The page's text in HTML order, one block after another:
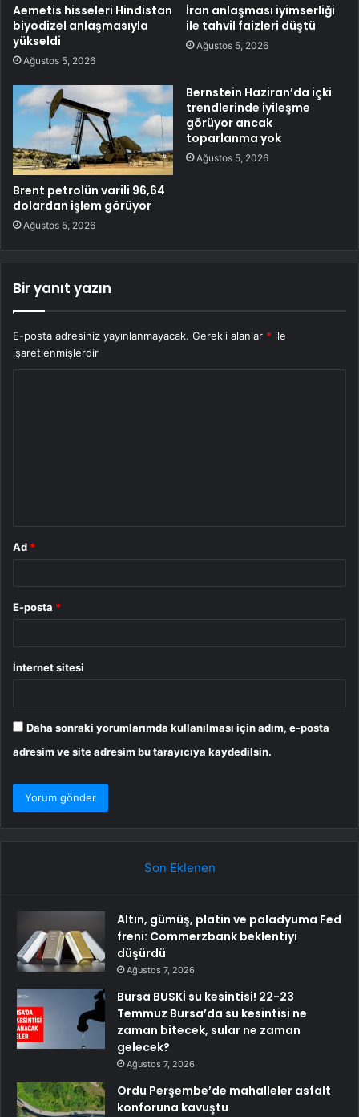
Aemetis hisseleri Hindistan
biyodizel anlaşmasıyla
yükseldi
Ağustos 5, 2026
İran anlaşması iyimserliği
ile tahvil faizleri düştü
Ağustos 5, 2026
Brent petrolün varili 96,64
dolardan işlem görüyor
Ağustos 5, 2026
Bernstein Haziran’da içki
trendlerinde iyileşme
görüyor ancak
toparlanma yok
Ağustos 5, 2026
Bir yanıt yazın
E-posta adresiniz yayınlanmayacak. Gerekli alanlar * ile
işaretlenmişlerdir
Ad *
E-posta *
İnternet sitesi
Daha sonraki yorumlarımda kullanılması için adım, e-posta
adresim ve site adresim bu tarayıcıya kaydedilsin.
Son Eklenen
Altın, gümüş, platin ve paladyuma Fed
freni: Commerzbank beklentiyi
düşürdü
Ağustos 7, 2026
Bursa BUSKİ su kesintisi! 22-23
Temmuz Bursa’da su kesintisi ne
zaman bitecek, sular ne zaman
gelecek?
Ağustos 7, 2026
Ordu Perşembe’de mahalleler asfalt
konforuna kavuştu